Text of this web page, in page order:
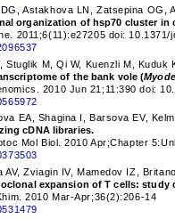
Astakhova LN, Zatsepina OG,
organization of hsp70 cluster in
2011;6(11):e27205 doi: 10.1371/
Stuglik M, Qi W, Kuenzli M, Kuduk
of the bank vole (
2010 Jun 21;11:390 doi:
EA, Shagina I, Barsova EV,
cDNA libraries.
Mol Biol. 2010 Apr;Chapter
AV, Zviagin IV, Mamedov IZ,
expansion of T cells: study
2010 Mar-Apr;36(2):206-14